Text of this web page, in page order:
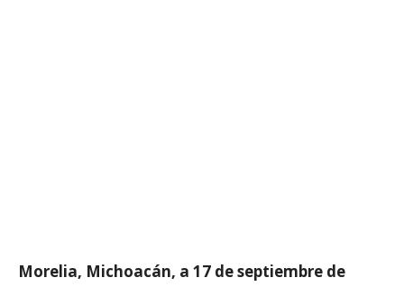
Morelia, Michoacán, a 17 de septiembre de